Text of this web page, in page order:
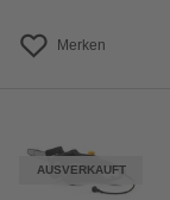
Merken
AUSVERKAUFT